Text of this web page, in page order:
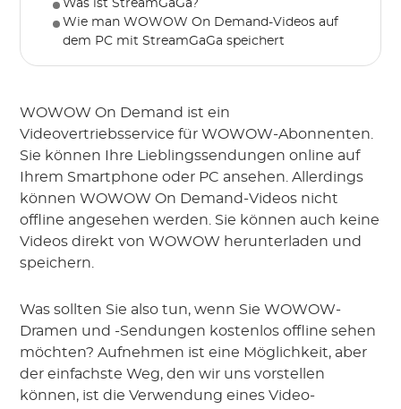
Was ist StreamGaGa?
Wie man WOWOW On Demand-Videos auf
dem PC mit StreamGaGa speichert
WOWOW On Demand ist ein
Videovertriebsservice für WOWOW-Abonnenten.
Sie können Ihre Lieblingssendungen online auf
Ihrem Smartphone oder PC ansehen. Allerdings
können WOWOW On Demand-Videos nicht
offline angesehen werden. Sie können auch keine
Videos direkt von WOWOW herunterladen und
speichern.
Was sollten Sie also tun, wenn Sie WOWOW-
Dramen und -Sendungen kostenlos offline sehen
möchten? Aufnehmen ist eine Möglichkeit, aber
der einfachste Weg, den wir uns vorstellen
können, ist die Verwendung eines Video-